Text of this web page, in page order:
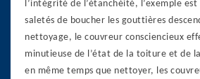
l’intégrité de l’étanchéité, l’exemple est
saletés de boucher les gouttières
nettoyage, le couvreur consciencieux
minutieuse de l’état de la toiture et de
en même temps que nettoyer, les